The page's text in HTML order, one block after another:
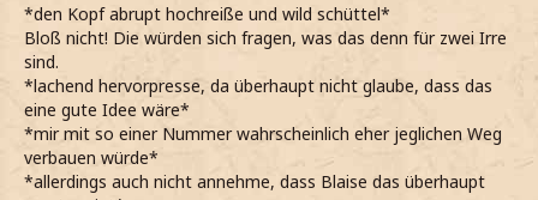
*den Kopf abrupt hochreiße und wild schüttel*
Bloß nicht! Die würden sich fragen, was das denn für zwei Irre
sind.
*lachend hervorpresse, da überhaupt nicht glaube, dass das
eine gute Idee wäre*
*mir mit so einer Nummer wahrscheinlich eher jeglichen Weg
verbauen würde*
*allerdings auch nicht annehme, dass Blaise das überhaupt